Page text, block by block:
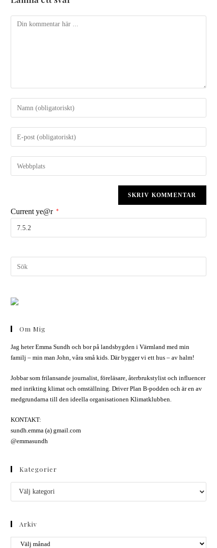
Current ye@r *
Om Mig
Jag heter Emma Sundh och bor på landsbygden i Värmland med min
familj – min man John, våra små kids. Där bygger vi ett hus – av halm!
Jobbar som frilansande journalist, föreläsare, återbrukstylist och influencer
med inrikting klimat och omställning. Driver Plan B-podden och är en av
medgrundarna till den ideella organisationen Klimatklubben.
KONTAKT:
sundh.emma (a) gmail.com
@emmasundh
Kategorier
Arkiv